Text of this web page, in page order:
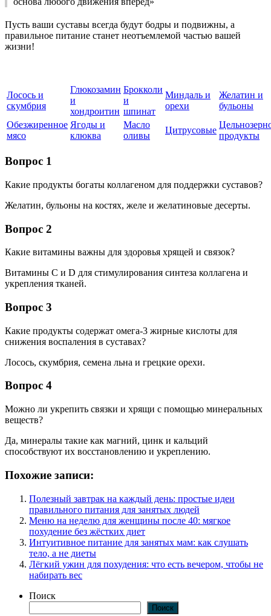
Пусть ваши суставы всегда будут бодры и подвижны, а
правильное питание станет неотъемлемой частью вашей
жизни!
Лосось и
скумбрия
Глюкозамин
и
хондроитин
Брокколи
и
шпинат
Миндаль и
орехи
Желатин и
бульоны
Обезжиренное
мясо
Ягоды и
клюква
Масло
оливы
Цитрусовые
продукты
Вопрос 1
Какие продукты богаты коллагеном для поддержки суставов?
Желатин, бульоны на костях, желе и желатиновые десерты.
Вопрос 2
Какие витамины важны для здоровья хрящей и связок?
Витамины C и D для стимулирования синтеза коллагена и
укрепления тканей.
Вопрос 3
Какие продукты содержат омега-3 жирные кислоты для
снижения воспаления в суставах?
Лосось, скумбрия, семена льна и грецкие орехи.
Вопрос 4
Можно ли укрепить связки и хрящи с помощью минеральных
веществ?
Да, минералы такие как магний, цинк и кальций
способствуют их восстановлению и укреплению.
Похожие записи:
Полезный завтрак на каждый день: простые идеи
правильного питания для занятых людей
Меню на неделю для женщины после 40: мягкое
похудение без жёстких диет
Интуитивное питание для занятых мам: как слушать
тело, а не диеты
Лёгкий ужин для похудения: что есть вечером, чтобы не
набирать вес
Поиск
Поиск